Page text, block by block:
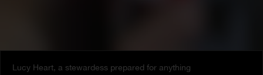
Lucy Heart, a stewardess prepared for anything